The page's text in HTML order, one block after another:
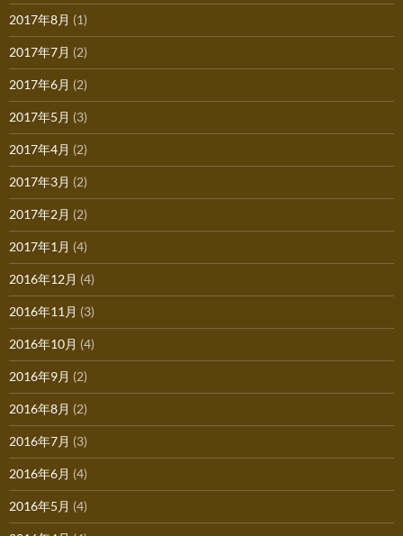
2017年8月 (1)
2017年7月 (2)
2017年6月 (2)
2017年5月 (3)
2017年4月 (2)
2017年3月 (2)
2017年2月 (2)
2017年1月 (4)
2016年12月 (4)
2016年11月 (3)
2016年10月 (4)
2016年9月 (2)
2016年8月 (2)
2016年7月 (3)
2016年6月 (4)
2016年5月 (4)